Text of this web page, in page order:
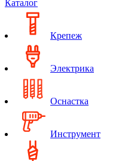
Каталог
Крепеж
Электрика
Оснастка
Инструмент